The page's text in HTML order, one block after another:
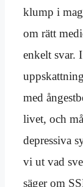
klump i
om rätt
enkelt svar.
med
livet, och
depressiva
vi ut vad
säger om